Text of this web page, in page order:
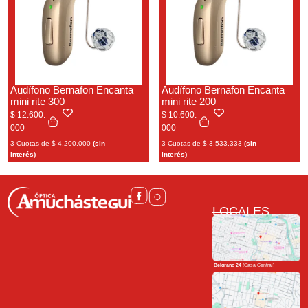
Audífono Bernafon Encanta
mini rite 300
$ 12.600.
000
3 Cuotas de$ 4.200.000 (sin
interés)
Audífono Bernafon Encanta
mini rite 200
$ 10.600.
000
3 Cuotas de$ 3.533.333 (sin
interés)
LOCALES
Belgrano 24 (Casa Central)